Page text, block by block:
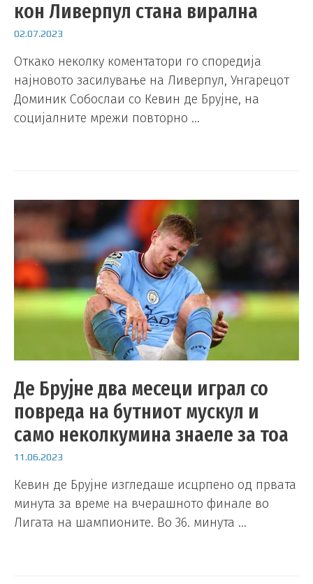
кон Ливерпул стана вирална
02.07.2023
Откако неколку коментатори го споредија
најновото засилување на Ливерпул, Унгарецот
Доминик Собослаи со Кевин де Брујне, на
социјалните мрежи повторно …
Де Брујне два месеци играл со
повреда на бутниот мускул и
само неколкумина знаеле за тоа
11.06.2023
Кевин де Брујне изгледаше исцрпено од првата
минута за време на вчерашното финале во
Лигата на шампионите. Во 36. минута …